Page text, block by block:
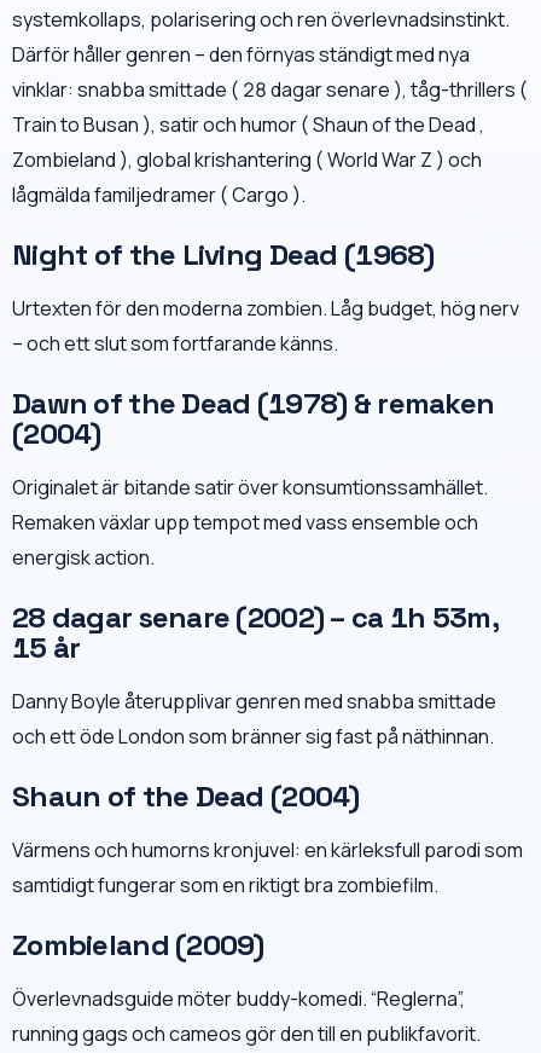
systemkollaps, polarisering och ren överlevnadsinstinkt.
Därför håller genren – den förnyas ständigt med nya
vinklar: snabba smittade ( 28 dagar senare ), tåg-thrillers (
Train to Busan ), satir och humor ( Shaun of the Dead ,
Zombieland ), global krishantering ( World War Z ) och
lågmälda familjedramer ( Cargo ).
Night of the Living Dead (1968)
Urtexten för den moderna zombien. Låg budget, hög nerv
– och ett slut som fortfarande känns.
Dawn of the Dead (1978) & remaken
(2004)
Originalet är bitande satir över konsumtionssamhället.
Remaken växlar upp tempot med vass ensemble och
energisk action.
28 dagar senare (2002) – ca 1h 53m,
15 år
Danny Boyle återupplivar genren med snabba smittade
och ett öde London som bränner sig fast på näthinnan.
Shaun of the Dead (2004)
Värmens och humorns kronjuvel: en kärleksfull parodi som
samtidigt fungerar som en riktigt bra zombiefilm.
Zombieland (2009)
Överlevnadsguide möter buddy-komedi. “Reglerna”,
running gags och cameos gör den till en publikfavorit.